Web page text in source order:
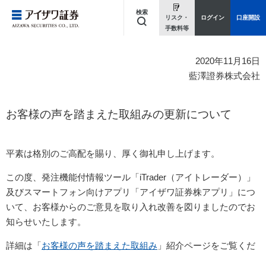
検索
リスク・
手数料等
ログイン 口座開設
2020年11月16日
藍澤證券株式会社
お客様の声を踏まえた取組みの更新について
平素は格別のご高配を賜り、厚く御礼申し上げます。
この度、発注機能付情報ツール「iTrader（アイトレーダー）」
及びスマートフォン向けアプリ「アイザワ証券株アプリ」につ
いて、お客様からのご意見を取り入れ改善を図りましたのでお
知らせいたします。
詳細は「お客様の声を踏まえた取組み 」紹介ページをご覧くだ